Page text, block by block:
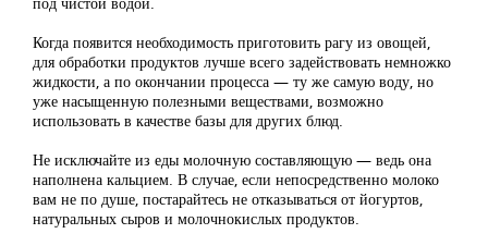
Когда появится необходимость приготовить рагу из овощей,
для обработки продуктов лучше всего задействовать немножко
жидкости, а по окончании процесса — ту же самую воду, но
уже насыщенную полезными веществами, возможно
использовать в качестве базы для других блюд.
Не исключайте из еды молочную составляющую — ведь она
наполнена кальцием. В случае, если непосредственно молоко
вам не по душе, постарайтесь не отказываться от йогуртов,
натуральных сыров и молочнокислых продуктов.